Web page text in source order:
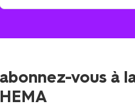
trouve
?
abonnez-vous à
HEMA